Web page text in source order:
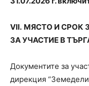
VІI. МЯСТО И СРОК
ЗА УЧАСТИЕ В
Документите за
дирекция